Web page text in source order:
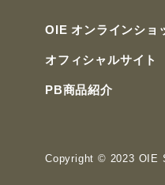
OIE オンラインショ
オフィシャルサイト
PB商品紹介
Copyright © 2023 OIE